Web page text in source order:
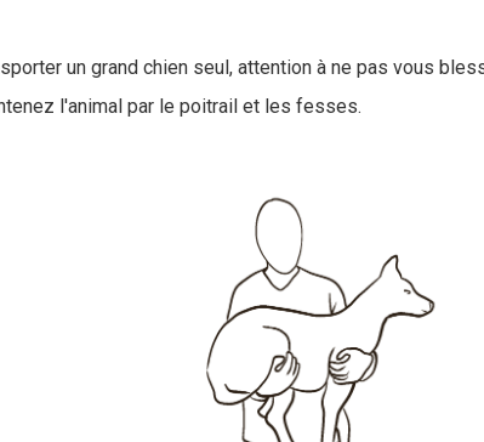
un grand chien seul, attention à ne pas vous
l'animal par le poitrail et les fesses.